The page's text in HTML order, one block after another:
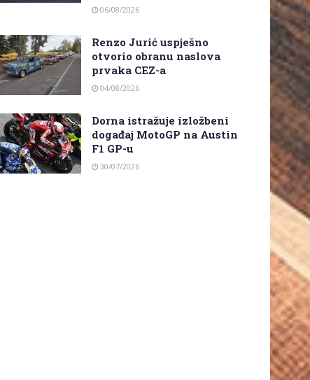
06/08/2026
Renzo Jurić uspješno
otvorio obranu naslova
prvaka CEZ-a
04/08/2026
Dorna istražuje izložbeni
događaj MotoGP na Austin
F1 GP-u
30/07/2026